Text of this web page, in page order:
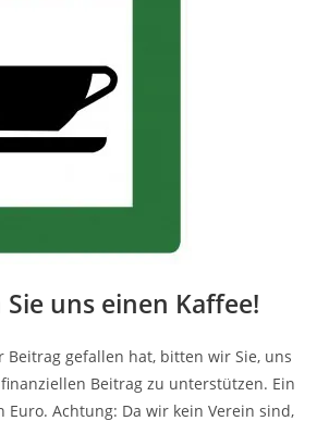
uns einen Kaffee!
Beitrag gefallen hat, bitten wir Sie, uns
Beitrag zu unterstützen. Ein
Euro. Achtung: Da wir kein Verein sind,